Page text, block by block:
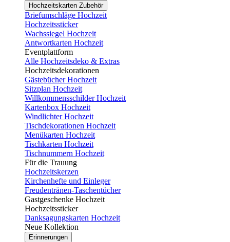
Hochzeitskarten Zubehör
Briefumschläge Hochzeit
Hochzeitssticker
Wachssiegel Hochzeit
Antwortkarten Hochzeit
Eventplattform
Alle Hochzeitsdeko & Extras
Hochzeitsdekorationen
Gästebücher Hochzeit
Sitzplan Hochzeit
Willkommensschilder Hochzeit
Kartenbox Hochzeit
Windlichter Hochzeit
Tischdekorationen Hochzeit
Menükarten Hochzeit
Tischkarten Hochzeit
Tischnummern Hochzeit
Für die Trauung
Hochzeitskerzen
Kirchenhefte und Einleger
Freudentränen-Taschentücher
Gastgeschenke Hochzeit
Hochzeitssticker
Danksagungskarten Hochzeit
Neue Kollektion
Erinnerungen